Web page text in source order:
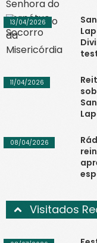
13/04/2026
11/04/2026
08/04/2026
Visitados